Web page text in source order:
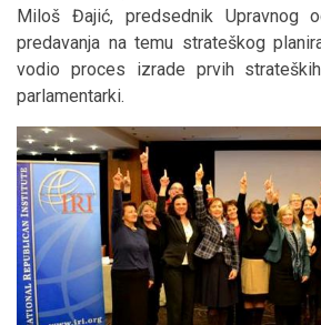
Miloš Đajić, predsednik Upravnog
predavanja na temu strateškog
vodio proces izrade prvih
parlamentarki.